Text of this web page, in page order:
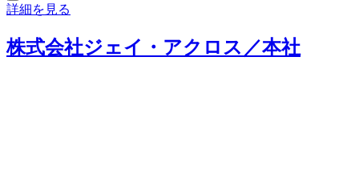
詳細を見る
株式会社ジェイ・アクロス／本社